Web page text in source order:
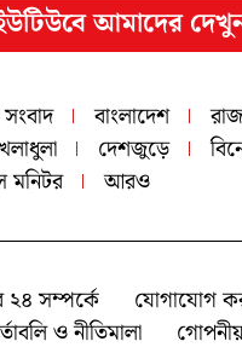
আমাদের
বাংলাদেশ
দেশজুড়ে
আরও
২৪ সম্পর্কে
যোগাযোগ
ও নীতিমালা